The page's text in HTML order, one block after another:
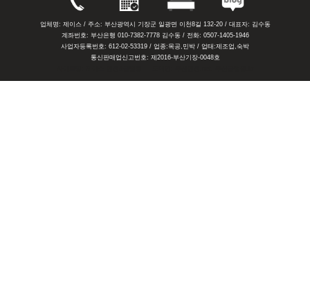
업체명: 제이스 / 주소: 부산광역시 기장군 일광면 이천8길 132-20 / 대표자: 김수동
계좌번호: 부산은행 010-7382-7778 김수동 / 전화: 0507-1405-1946
사업자등록번호: 612-02-53319 / 업종:목공,민박 / 업태:제조업,숙박
통신판매업신고번호: 제2016-부산기장-0048호